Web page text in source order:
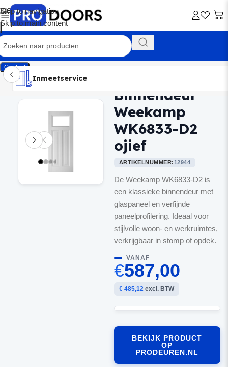
Skip to navigation
Skip to main content
Contact
Inmeetservice
Montageservice
Advies op maat
Showroom
Inmeetservice
Binnendeur
Weekamp
WK6833-D2
ojief
ARTIKELNUMMER:12944
De Weekamp WK6833-D2 is
een klassieke binnendeur met
glaspaneel en verfijnde
paneelprofilering. Ideaal voor
stijlvolle woon- en werkruimtes,
verkrijgbaar in stomp of opdek.
VANAF
€587,00
€ 485,12excl. BTW
BEKIJK PRODUCT
OP
PRODEUREN.NL